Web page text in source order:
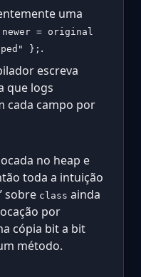
uma
= original
}; .
escreva
que logs
cada campo por
no heap e
toda a intuição
sobre class ainda
por
cópia bit a bit
método.